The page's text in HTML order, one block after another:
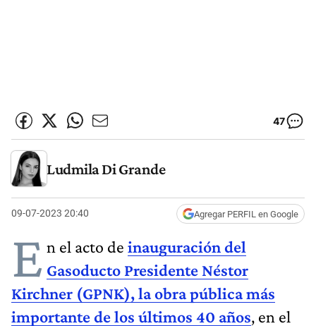
47
Ludmila Di Grande
09-07-2023 20:40 Agregar PERFIL en Google
E n el acto de inauguración del
Gasoducto Presidente Néstor
Kirchner (GPNK), la obra pública más
importante de los últimos 40 años, en el